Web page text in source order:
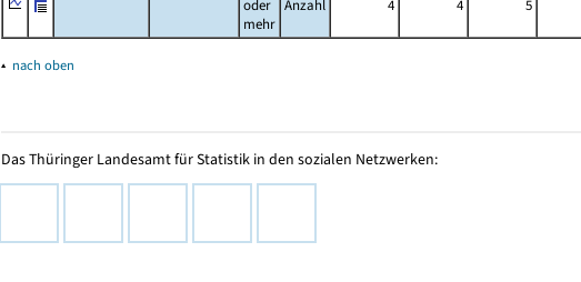
oder
mehr
Anzahl 4 4 5
▴ nach oben
Das Thüringer Landesamt für Statistik in den sozialen Netzwerken: